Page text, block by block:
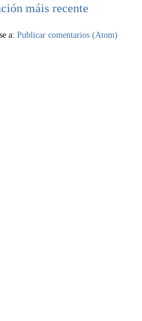
máis recente
a: Publicar comentarios (Atom)